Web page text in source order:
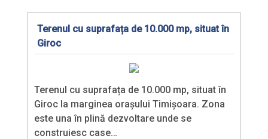
Terenul cu suprafața de 10.000 mp, situat în
Giroc
Terenul cu suprafața de 10.000 mp, situat în
Giroc la marginea orașului Timișoara. Zona
este una în plină dezvoltare unde se
construiesc case…